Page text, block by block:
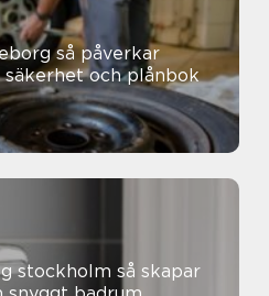
och plånbok
så skapar